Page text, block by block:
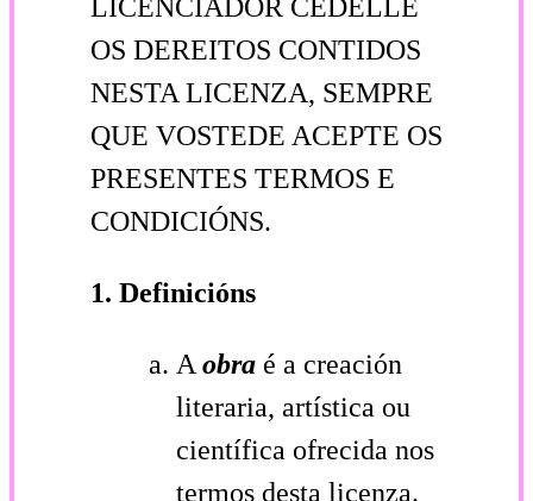
LICENCIADOR CÉDELLE
OS DEREITOS CONTIDOS
NESTA LICENZA, SEMPRE
QUE VOSTEDE ACEPTE OS
PRESENTES TERMOS E
CONDICIÓNS.
1. Definicións
A obra é a creación
literaria, artística ou
científica ofrecida nos
termos desta licenza.